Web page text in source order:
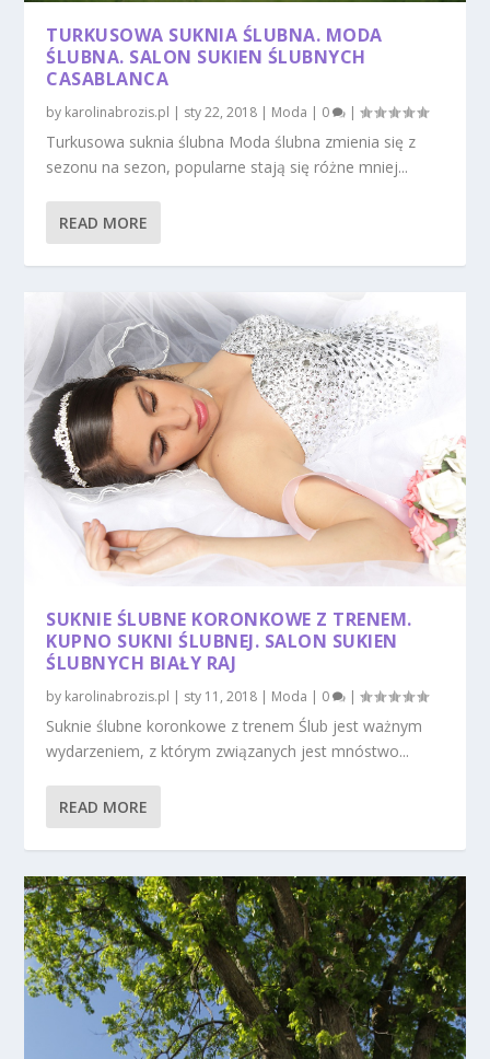
TURKUSOWA SUKNIA ŚLUBNA. MODA
ŚLUBNA. SALON SUKIEN ŚLUBNYCH
CASABLANCA
by karolinabrozis.pl sty 22, 2018 Moda 0 |
Turkusowa suknia ślubna Moda ślubna zmienia się z
sezonu na sezon, popularne stają się różne mniej...
READ MORE
SUKNIE ŚLUBNE KORONKOWE Z TRENEM.
KUPNO SUKNI ŚLUBNEJ. SALON SUKIEN
ŚLUBNYCH BIAŁY RAJ
by karolinabrozis.pl | sty 11, 2018 | Moda | 0 |
Suknie ślubne koronkowe z trenem Ślub jest ważnym
wydarzeniem, z którym związanych jest mnóstwo...
READ MORE